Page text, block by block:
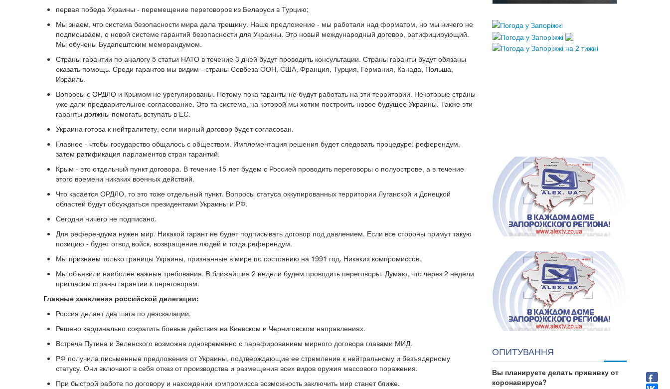
первая победа Украины - перемещение переговоров из Беларуси в Турцию;
Мы знаем, что система безопасности мира дала трещину. Наше предложение - мы работали над форматом, но мы ничего не
подписываем, о новой системе гарантий безопасности для Украины. Это новый международный договор, ратифицирующий.
Мы обучены Будапештским меморандумом.
Страны гарантии по аналогу 5 статьи НАТО в течение 3 дней будут проводить консультации. Страны гаранты будут обязаны
оказать помощь. Среди гарантов мы видим - страны Совбеза ООН, США, Франция, Турция, Германия, Канада, Польша,
Израиль.
Вопросы с ОРДЛО и Крымом не урегулированы. Потому пока гаранты не будут работать на эти территории. Некоторые страны
уже дали предварительное согласование. Это та система, на которой мы хотим построить новое будущее Украины. Также эти
гаранты должны помогать вступать в ЕС.
Украина готова к нейтралитету, если мирный договор будет согласован.
Главное - чтобы государство общалось с обществом. Имплементация решения будет следовать процедуре: референдум,
затем ратификация парламентов стран гарантий.
Крым - это отдельный пункт договора. В течение 15 лет будем с Россией проводить переговоры о полуострове, а в течение
этого времени никаких военных действий.
Что касается ОРДЛО, то это тоже отдельный пункт. Вопросы статуса оккупированных территории Луганской и Донецкой
областей будут обсуждаться президентами Украины и РФ.
Сегодня ничего не подписано.
Для референдума нужен мир. Никакой гарант не будет подписывать договор под давлением. Если все стороны примут такую
позицию - будет отвод войск, возвращение людей и тогда референдум.
Мы признаем только границы Украины, признанные в мире по состоянию на 1991 год. Никаких компромиссов.
Мы объявили наиболее важные требования. В ближайшие 2 недели будем проводить переговоры. Думаю, что через 2 недели
пригласим страны гарантии к переговорам.
Главные заявления российской делегации:
Россия делает два шага по деэскалации.
Решено кардинально сократить боевые действия на Киевском и Черниговском направлениях.
Встреча Путина и Зеленского возможна одновременно с парафированием мирного договора главами МИД.
РФ получила письменные предложения от Украины, подтверждающие ее стремление к нейтральному и безъядерному
статусу. Они включают в себя отказ от производства и размещения всех видов оружия массового поражения.
При быстрой работе по договору и нахождении компромисса возможность заключить мир станет ближе.
ОПИТУВАННЯ
Вы планируете делать прививку от
коронавируса?